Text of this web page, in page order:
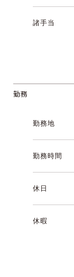
諸手当
勤務
勤務地
勤務時間
休日
休暇